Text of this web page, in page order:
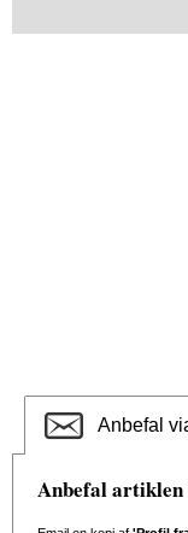
Anbefal
Anbefal